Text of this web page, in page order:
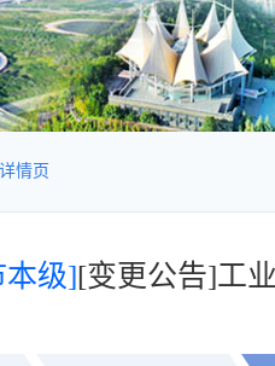
情页
本级][变更公告]工